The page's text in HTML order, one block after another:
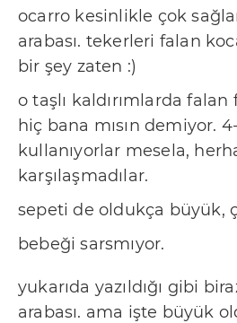
ocarro kesinlikle çok
arabası. tekerleri falan
bir şey zaten :)
o taşlı kaldırımlarda falan
hiç bana mısın demiyor.
kullanıyorlar mesela,
karşılaşmadılar.
sepeti de oldukça büyük,
bebeği sarsmıyor.
yukarıda yazıldığı gibi
arabası. ama işte büyük